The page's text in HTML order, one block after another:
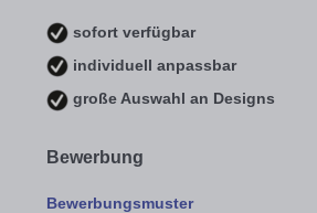
sofort verfügbar
individuell anpassbar
große Auswahl an Designs
Bewerbung
Bewerbungsmuster